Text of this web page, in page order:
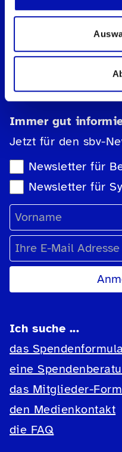
Folgen Sie uns
YouTube
Instagram
Immer gut
Jetzt für den sbv-
Newsletter-Auswahl
Newsletter für
Newsletter für
Vorname
Nachname
E-Mail Adresse
Ich suche ...
das
eine
das Mitglieder-
den Medienkontakt
die FAQ